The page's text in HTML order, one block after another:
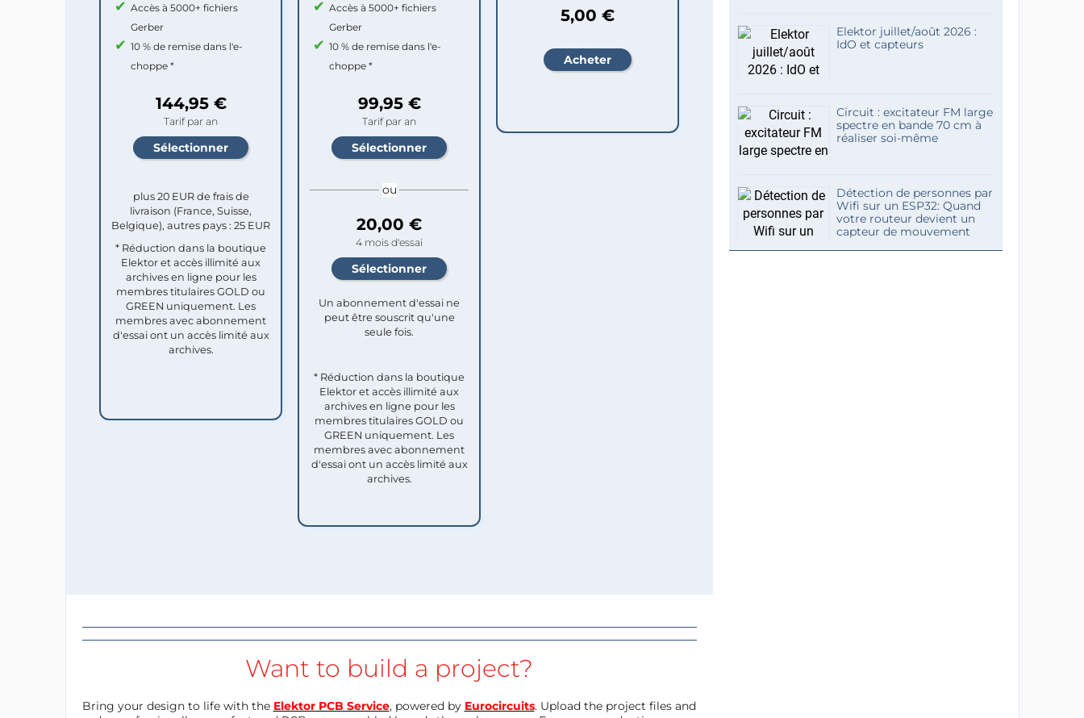
Accès à 5000+ fichiers
Gerber
10 % de remise dans l'e-
choppe *
144,95 €
Tarif par an
plus 20 EUR de frais de
livraison (France, Suisse,
Belgique), autres pays : 25 EUR
* Réduction dans la boutique
Elektor et accès illimité aux
archives en ligne pour les
membres titulaires GOLD ou
GREEN uniquement. Les
membres avec abonnement
d'essai ont un accès limité aux
archives.
Accès à 5000+ fichiers
Gerber
10 % de remise dans l'e-
choppe *
99,95 €
Tarif par an
ou
20,00 €
4 mois d'essai
Un abonnement d'essai ne
peut être souscrit qu'une
seule fois.​
* Réduction dans la boutique
Elektor et accès illimité aux
archives en ligne pour les
membres titulaires GOLD ou
GREEN uniquement. Les
membres avec abonnement
d'essai ont un accès limité aux
archives.
5,00 €
Want to build a project?
Bring your design to life with the Elektor PCB Service, powered by Eurocircuits. Upload the project files and
Elektor juillet/août 2026 :
IdO et capteurs
Circuit : excitateur FM large
spectre en bande 70 cm à
réaliser soi-même
Détection de personnes par
Wifi sur un ESP32: Quand
votre routeur devient un
capteur de mouvement